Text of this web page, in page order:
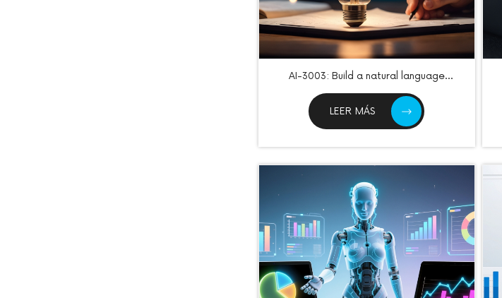
AI-3003: Build a natural language
LEER MÁS